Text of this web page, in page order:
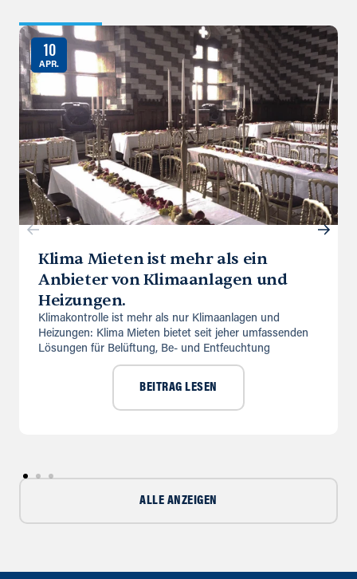
10
APR.
Klima Mieten ist mehr als ein
Anbieter von Klimaanlagen und
Heizungen.
Klimakontrolle ist mehr als nur Klimaanlagen und
Heizungen: Klima Mieten bietet seit jeher umfassenden
Lösungen für Belüftung, Be- und Entfeuchtung
BEITRAG LESEN
ALLE ANZEIGEN